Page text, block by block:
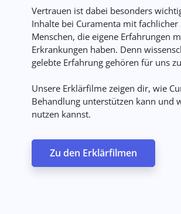
Vertrauen ist dabei besonders
Inhalte bei Curamenta mit
Menschen, die eigene Erfahrungen
Erkrankungen haben. Denn
gelebte Erfahrung gehören für uns
Unsere Erklärfilme zeigen dir, wie
Behandlung unterstützen kann und
nutzen kannst.
Zu den Erklärfilmen